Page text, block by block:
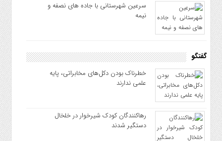
سرعین شهرستانی با جاده های نصفه و
نیمه
گفتگو
خطرناک بودن دکل‌های مخابراتی، پایه
علمی ندارند
رهاکنندگان کودک شیرخوار در خلخال
دستگیر شدند